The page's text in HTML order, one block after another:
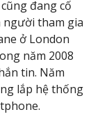
đang cố
người tham gia
ở London
năm 2008
tin. Năm
lắp hệ thống